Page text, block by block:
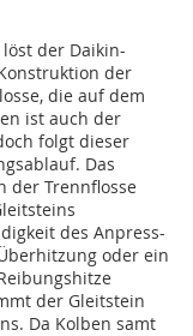
der Daikin-
der
die auf dem
ist auch der
folgt dieser
Das
der Trennflosse
des Anpress-
oder ein
der Gleitstein
Da Kolben samt